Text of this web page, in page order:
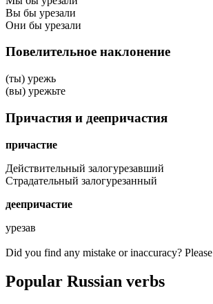
Вы бы урезали
Они бы урезали
Повелительное наклонение
(ты) урежь
(вы) урежьте
Причастия и деепричастия
причастие
Действительный залогурезавший
Страдательный залогурезанный
деепричастие
урезав
Did you find any mistake or inaccuracy? Please
Popular Russian verbs